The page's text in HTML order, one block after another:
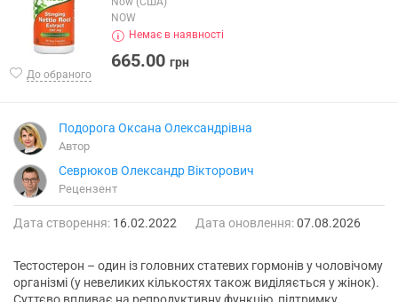
До обраного
NOW
Немає в наявності
665.00 грн
Подорога Оксана Олександрівна
Автор
Севрюков Олександр Вікторович
Рецензент
Дата створення: 16.02.2022 Дата оновлення:07.08.2026
Тестостерон – один із головних статевих гормонів у чоловічому
організмі (у невеликих кількостях також виділяється у жінок).
Суттєво впливає на репродуктивну функцію, підтримку